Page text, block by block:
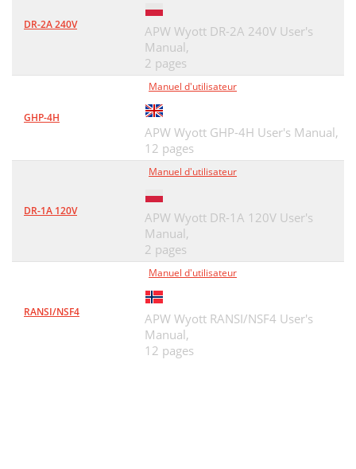
DR-2A 240V
APW Wyott DR-2A 240V User's
Manual,
2 pages
GHP-4H
Manuel d'utilisateur
APW Wyott GHP-4H User's Manual,
12 pages
DR-1A 120V
Manuel d'utilisateur
APW Wyott DR-1A 120V User's
Manual,
2 pages
RANSI/NSF4
Manuel d'utilisateur
APW Wyott RANSI/NSF4 User's
Manual,
12 pages